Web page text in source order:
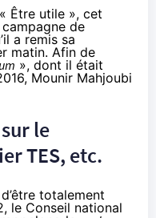
Être utile », cet
de
a remis sa
matin. Afin de
», dont il était
Mounir Mahjoubi
le
TES, etc.
totalement
le Conseil national